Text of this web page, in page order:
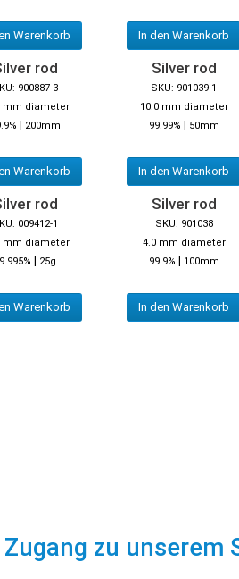
Warenkorb In den Warenkorb
rod
900887-3
mm diameter
| 200mm
Warenkorb
Silver rod
SKU: 901039-1
10.0 mm diameter
99.99% | 50mm
In den Warenkorb
rod
009412-1
mm diameter
| 25g
Warenkorb
Silver rod
SKU: 901038
4.0 mm diameter
99.9% | 100mm
In den Warenkorb
zu unserem